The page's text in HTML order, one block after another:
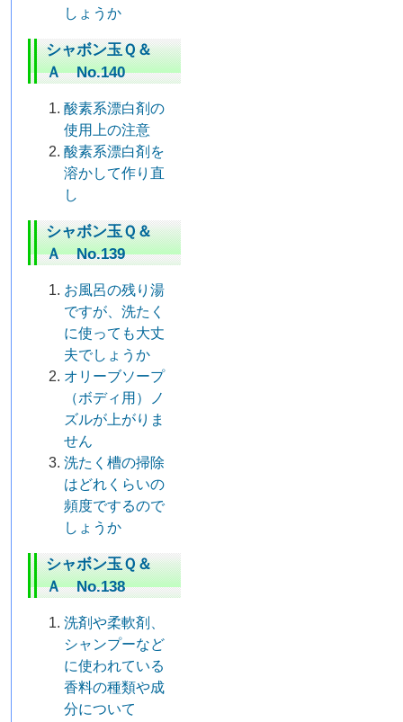
しょうか
シャボン玉Ｑ＆
Ａ No.140
酸素系漂白剤の
使用上の注意
酸素系漂白剤を
溶かして作り直
し
シャボン玉Ｑ＆
Ａ No.139
お風呂の残り湯
ですが、洗たく
に使っても大丈
夫でしょうか
オリーブソープ
（ボディ用）ノ
ズルが上がりま
せん
洗たく槽の掃除
はどれくらいの
頻度でするので
しょうか
シャボン玉Ｑ＆
Ａ No.138
洗剤や柔軟剤、
シャンプーなど
に使われている
香料の種類や成
分について